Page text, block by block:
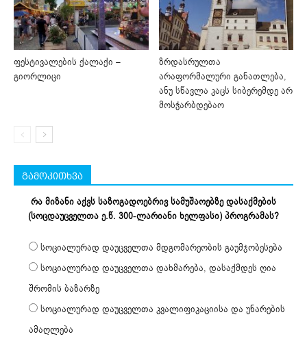
ფესტივალების ქალაქი –
გიორლიცი
ზრდასრულთა
არაფორმალური განათლება,
ანუ სწავლა კაცს სიბერემდე არ
მოსჭარბდებაო
გამოკითხვა
რა მიზანი აქვს საზოგადოებრივ სამუშაოებზე დასაქმების
(სოცდაუცველთა ე.წ. 300-ლარიანი ხელფასი) პროგრამას?
სოციალურად დაუცველთა მდგომარეობის გაუმჯობესება
სოციალურად დაუცველთა დახმარება, დასაქმდეს ღია
შრომის ბაზარზე
სოციალურად დაუცველთა კვალიფიკაციისა და უნარების
ამაღლება